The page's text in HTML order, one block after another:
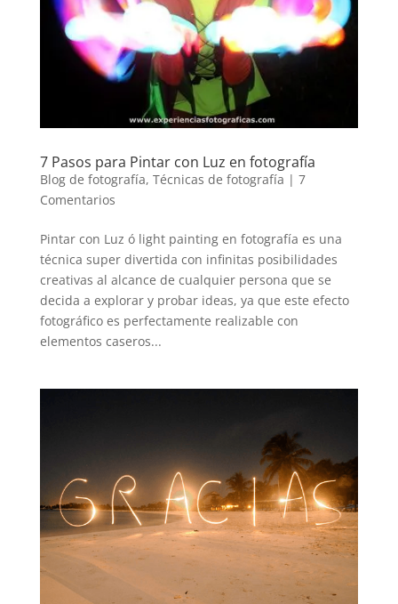
7 Pasos para Pintar con Luz en fotografía
Blog de fotografía, Técnicas de fotografía | 7
Comentarios
Pintar con Luz ó light painting en fotografía es una
técnica super divertida con infinitas posibilidades
creativas al alcance de cualquier persona que se
decida a explorar y probar ideas, ya que este efecto
fotográfico es perfectamente realizable con
elementos caseros...